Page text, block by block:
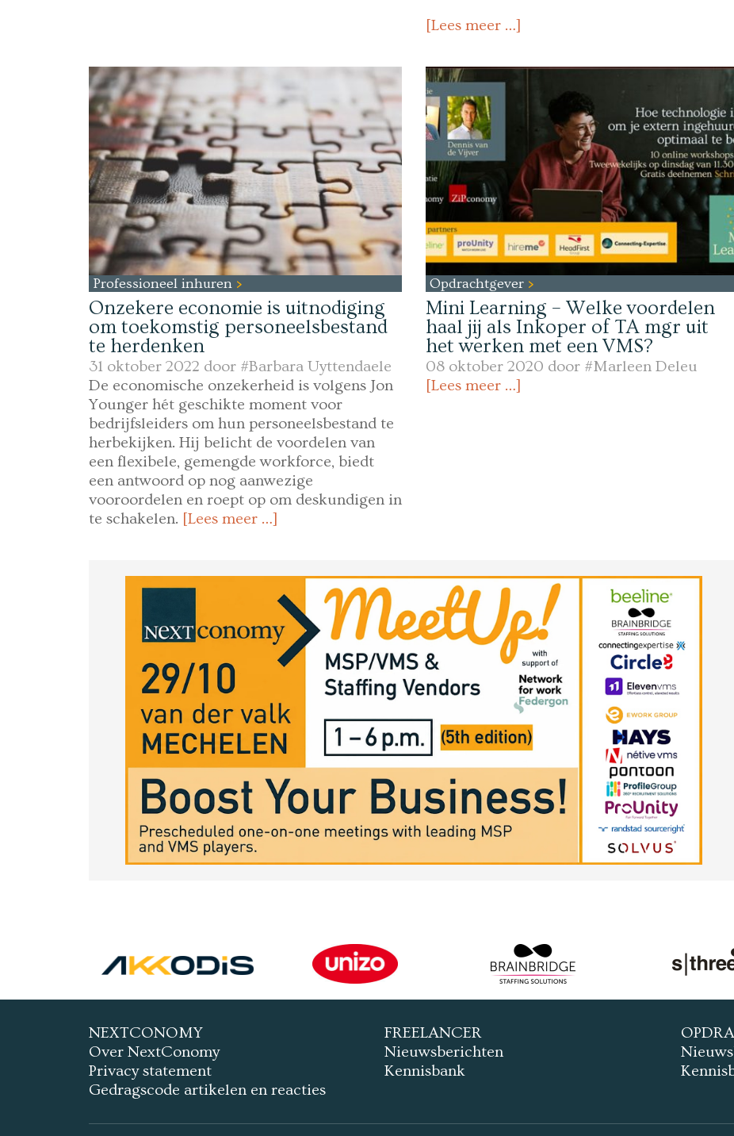
[Lees meer …]
Professioneel inhuren
Onzekere economie is uitnodiging
om toekomstig personeelsbestand
te herdenken
31 oktober 2022 door #Barbara Uyttendaele
De economische onzekerheid is volgens Jon
Younger hét geschikte moment voor
bedrijfsleiders om hun personeelsbestand te
herbekijken. Hij belicht de voordelen van
een flexibele, gemengde workforce, biedt
een antwoord op nog aanwezige
vooroordelen en roept op om deskundigen in
te schakelen. [Lees meer …]
Opdrachtgever
Mini Learning – Welke voordelen
haal jij als Inkoper of TA mgr uit
het werken met een VMS?
08 oktober 2020 door #Marleen Deleu
[Lees meer …]
NEXTCONOMY
Over NextConomy
Privacy statement
Gedragscode artikelen en reacties
FREELANCER
Nieuwsberichten
Kennisbank